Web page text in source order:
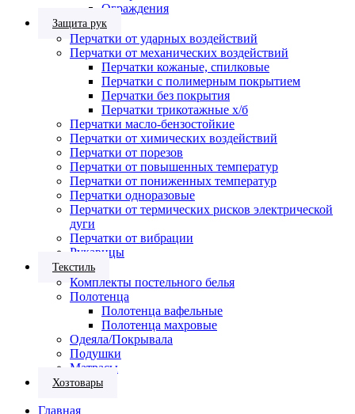
Ограждения
Защита рук
Перчатки от ударных воздействий
Перчатки от механических воздействий
Перчатки кожаные, спилковые
Перчатки с полимерным покрытием
Перчатки без покрытия
Перчатки трикотажные х/б
Перчатки масло-бензостойкие
Перчатки от химических воздействий
Перчатки от порезов
Перчатки от повышенных температур
Перчатки от пониженных температур
Перчатки одноразовые
Перчатки от термических рисков электрической
дуги
Перчатки от вибрации
Рукавицы
Текстиль
Комплекты постельного белья
Полотенца
Полотенца вафельные
Полотенца махровые
Одеяла/Покрывала
Подушки
Матрасы
Хозтовары
Главная